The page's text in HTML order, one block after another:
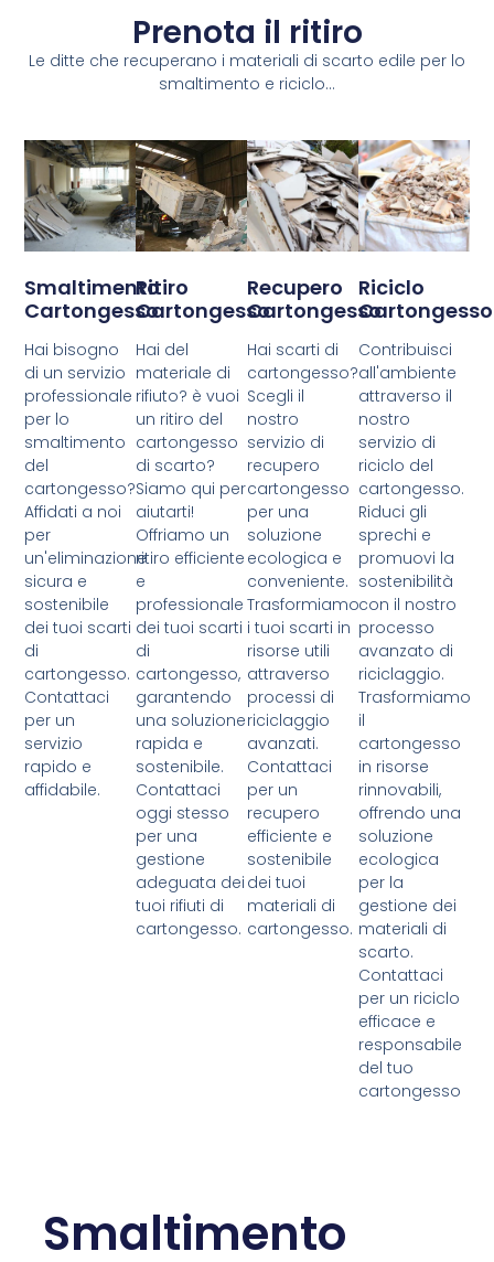
Prenota il ritiro
Le ditte che recuperano i materiali di scarto edile per lo
smaltimento e riciclo...
Smaltimento
Cartongesso
Hai bisogno
di un servizio
professionale
per lo
smaltimento
del
cartongesso?
Affidati a noi
per
un'eliminazione
sicura e
sostenibile
dei tuoi scarti
di
cartongesso.
Contattaci
per un
servizio
rapido e
affidabile.
Ritiro
Cartongesso
Hai del
materiale di
rifiuto? è vuoi
un ritiro del
cartongesso
di scarto?
Siamo qui per
aiutarti!
Offriamo un
ritiro efficiente
e
professionale
dei tuoi scarti
di
cartongesso,
garantendo
una soluzione
rapida e
sostenibile.
Contattaci
oggi stesso
per una
gestione
adeguata dei
tuoi rifiuti di
cartongesso.
Recupero
Cartongesso
Hai scarti di
cartongesso?
Scegli il
nostro
servizio di
recupero
cartongesso
per una
soluzione
ecologica e
conveniente.
Trasformiamo
i tuoi scarti in
risorse utili
attraverso
processi di
riciclaggio
avanzati.
Contattaci
per un
recupero
efficiente e
sostenibile
dei tuoi
materiali di
cartongesso.
Riciclo
Cartongesso
Contribuisci
all'ambiente
attraverso il
nostro
servizio di
riciclo del
cartongesso.
Riduci gli
sprechi e
promuovi la
sostenibilità
con il nostro
processo
avanzato di
riciclaggio.
Trasformiamo
il
cartongesso
in risorse
rinnovabili,
offrendo una
soluzione
ecologica
per la
gestione dei
materiali di
scarto.
Contattaci
per un riciclo
efficace e
responsabile
del tuo
cartongesso
Smaltimento